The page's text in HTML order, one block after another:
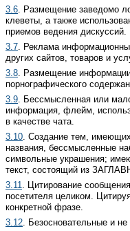
3.6 . Размещение заведомо
клеветы, а также
приемов ведения дискуссий.
3.7 . Реклама
других сайтов, товаров и
3.8 . Размещение
порнографического
3.9 . Бессмысленная или
информация, флейм,
в качестве чата.
3.10 . Создание тем,
названия, бессмысленные
символьные украшения;
текст, состоящий из
3.11
. Цитирование
посетителя целиком.
конкретной фразе.
3.12 . Безосновательные и